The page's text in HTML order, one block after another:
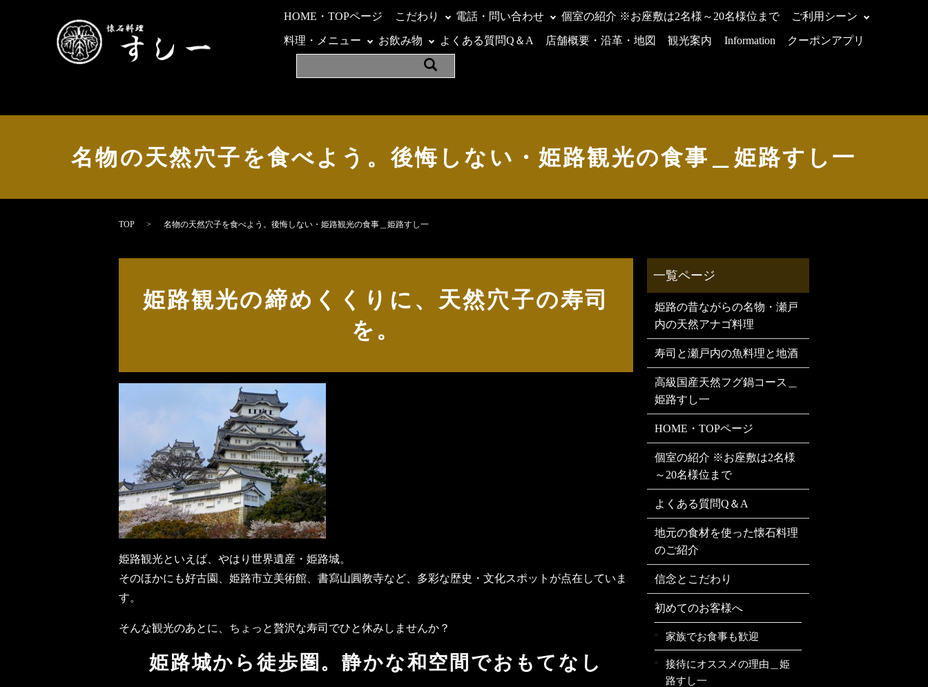
HOME・TOPページ こだわり 電話・問い合わせ 個室の紹介 ※お座敷は2名様～20名様位まで ご利用シーン
料理・メニュー お飲み物 よくある質問Q＆A 店舗概要・沿革・地図 観光案内 Information クーポンアプリ
名物の天然穴子を食べよう。後悔しない・姫路観光の食事＿姫路すし一
TOP 名物の天然穴子を食べよう。後悔しない・姫路観光の食事＿姫路すし一
姫路観光の締めくくりに、天然穴子の寿司
を。
姫路観光といえば、やはり世界遺産・姫路城。
そのほかにも好古園、姫路市立美術館、書寫山圓教寺など、多彩な歴史・文化スポットが点在していま
す。
そんな観光のあとに、ちょっと贅沢な寿司でひと休みしませんか？
姫路城から徒歩圏。静かな和空間でおもてなし
姫路の昔ながらの名物・瀬戸
内の天然アナゴ料理
寿司と瀬戸内の魚料理と地酒
高級国産天然フグ鍋コース＿
姫路すし一
HOME・TOPページ
個室の紹介 ※お座敷は2名様
～20名様位まで
よくある質問Q＆A
地元の食材を使った懐石料理
のご紹介
信念とこだわり
初めてのお客様へ
家族でお食事も歓迎
接待にオススメの理由＿姫
路すし一